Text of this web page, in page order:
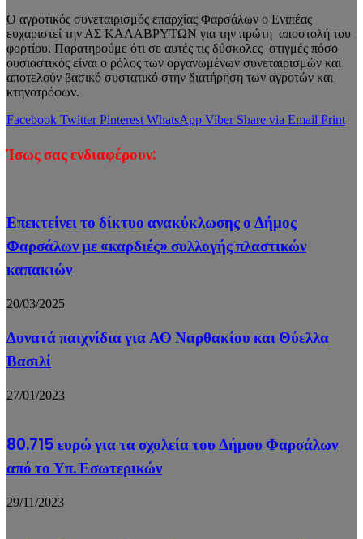
Ο αγροτικός συνεταιρισμός επαρχίας Φαρσάλων ο Ενιπέας
ευχαριστεί την ΑΣ ΚΑΛΑΒΡΥΤΩΝ για την πρώτη αποστολή του
φορτίου. Παρατηρούμε ότι σε αυτές τις δύσκολες στιγμές πόσο
ουσιαστικός είναι ο ρόλος των οργανωμένων συνεταιρισμών και
αποτελούν βασικό συστατικό στην διατήρηση των αγροτών και
κτηνοτρόφων.
Facebook Twitter Pinterest WhatsApp Viber Share via Email Print
Ίσως σας ενδιαφέρουν:
Επεκτείνει το δίκτυο ανακύκλωσης ο Δήμος
Φαρσάλων με «καρδιές» συλλογής πλαστικών
καπακιών
20/03/2025
Δυνατά παιχνίδια για ΑΟ Ναρθακίου και Θύελλα
Βασιλί
27/01/2023
80.715 ευρώ για τα σχολεία του Δήμου Φαρσάλων
από το Υπ. Εσωτερικών
29/11/2023